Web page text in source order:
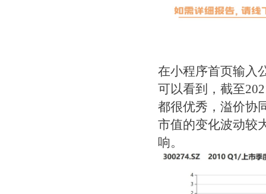
在小程序首页输入
可以看到，截至
都很优秀，溢价协
市值的变化波动较
响。